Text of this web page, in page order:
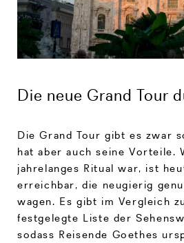
Die neue Grand Tour
Die Grand Tour gibt es zwar
hat aber auch seine Vorteile.
jahrelanges Ritual war, ist
erreichbar, die neugierig
wagen. Es gibt im Vergleich
festgelegte Liste der
sodass Reisende Goethes